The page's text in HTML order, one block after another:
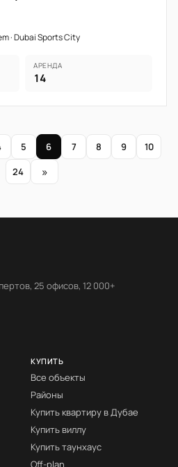
· Dubai Sports City
АРЕНДА
14
5 6 7 8 9 10
24 »
25 офисов, 12 000+
КУПИТЬ
Все объекты
Районы
Купить квартиру в Дубае
Купить виллу
Купить таунхаус
Off-plan